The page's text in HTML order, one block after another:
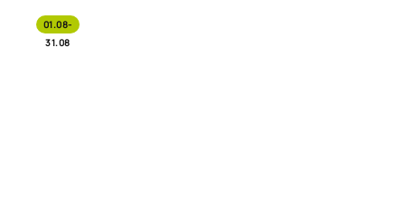
01.08-
31.08